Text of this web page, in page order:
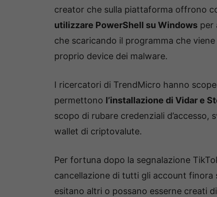
creator che sulla piattaforma offrono
utilizzare PowerShell su Windows per
che scaricando il programma che
proprio device dei malware.
I ricercatori di TrendMicro hanno
permettono l’installazione di Vidar e
scopo di rubare credenziali
wallet di criptovalute.
Per fortuna dopo la segnalazione
cancellazione di tutti gli account
esitano altri o possano esserne creati